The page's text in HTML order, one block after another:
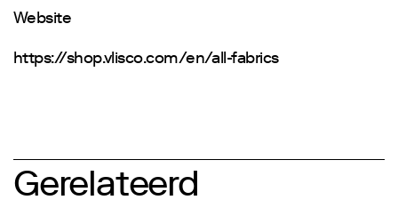
Website
https://shop.vlisco.com/en/all-fabrics
Gerelateerd